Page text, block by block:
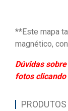
**Este mapa
magnético,
Dúvidas
fotos clicando